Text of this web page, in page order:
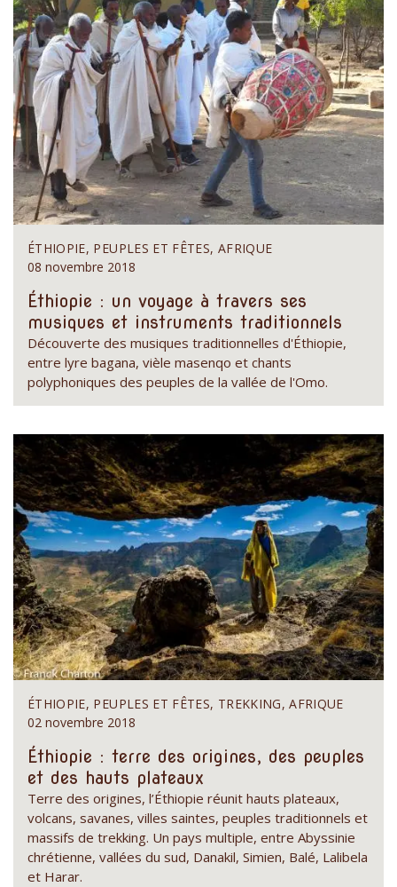
ÉTHIOPIE, PEUPLES ET FÊTES, AFRIQUE
08 novembre 2018
Éthiopie : un voyage à travers ses
musiques et instruments traditionnels
Découverte des musiques traditionnelles d'Éthiopie,
entre lyre bagana, vièle masenqo et chants
polyphoniques des peuples de la vallée de l'Omo.
ÉTHIOPIE, PEUPLES ET FÊTES, TREKKING, AFRIQUE
02 novembre 2018
Éthiopie : terre des origines, des peuples
et des hauts plateaux
Terre des origines, l’Éthiopie réunit hauts plateaux,
volcans, savanes, villes saintes, peuples traditionnels et
massifs de trekking. Un pays multiple, entre Abyssinie
chrétienne, vallées du sud, Danakil, Simien, Balé, Lalibela
et Harar.